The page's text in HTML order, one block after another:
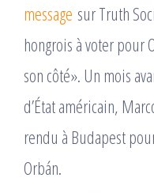
message sur Truth
hongrois à voter pour
son côté». Un mois
d’État américain,
rendu à Budapest
Orbán.